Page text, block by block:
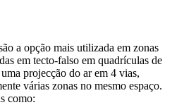
a opção mais utilizada em zonas
em tecto-falso em quadrículas de
projecção do ar em 4 vias,
várias zonas no mesmo espaço.
como: